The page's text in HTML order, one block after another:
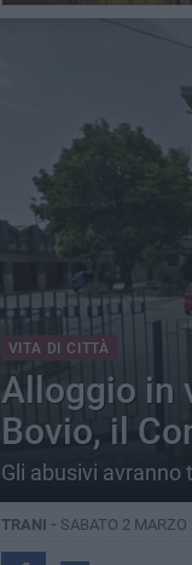
VITA DI CITTÀ
Alloggio in
Bovio, il
Gli abusivi
TRANI - SABATO 2 MARZO